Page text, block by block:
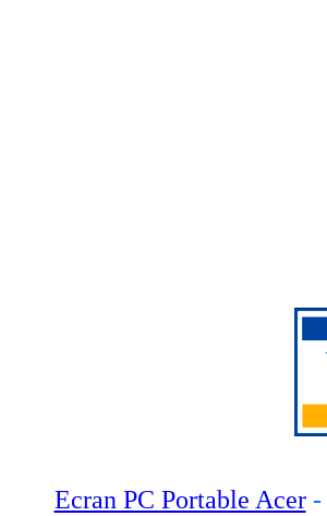
Ecran PC Portable Acer-